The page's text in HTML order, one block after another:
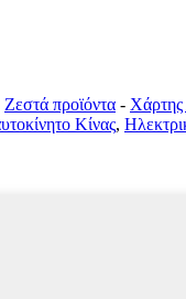
Ζεστά προϊόντα - Χάρτης
Κίνας,